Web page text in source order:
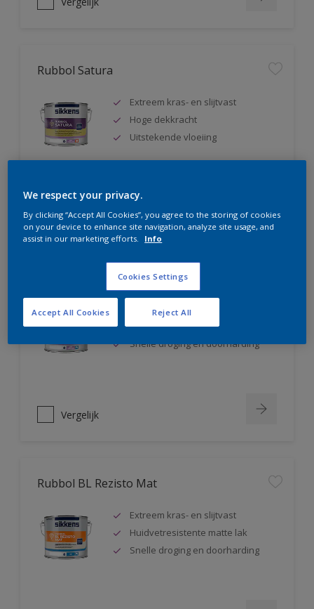
Rubbol Satura
Extreem kras- en slijtvast
Hoge dekkracht
Uitstekende vloeiing
Rubbol BL Rezisto Satin
Extreem kras- en slijtvast
Huidvetresistente zijdeglanslak
Snelle droging en doorharding
Vergelijk
Rubbol BL Rezisto Mat
Extreem kras- en slijtvast
Huidvetresistente matte lak
Snelle droging en doorharding
We respect your privacy.
By clicking “Accept All Cookies”, you agree to the storing of cookies
on your device to enhance site navigation, analyze site usage, and
assist in our marketing efforts.
Info
Cookies Settings
Reject All
Accept All Cookies